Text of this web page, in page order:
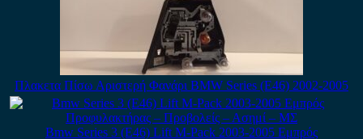
Πλακετα Πίσω Αριστερή Φανάρι BMW Series (E46) 2002-2005
Bmw Series 3 (E46) Lift M-Pack 2003-2005 Εμπρός